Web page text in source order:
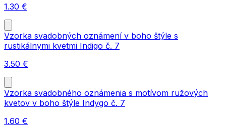
1.30 €
Vzorka svadobných oznámení v boho štýle s
rustikálnymi kvetmi Indigo č. 7
3.50 €
Vzorka svadobného oznámenia s motívom ružových
kvetov v boho štýle Indygo č. 7
1.60 €